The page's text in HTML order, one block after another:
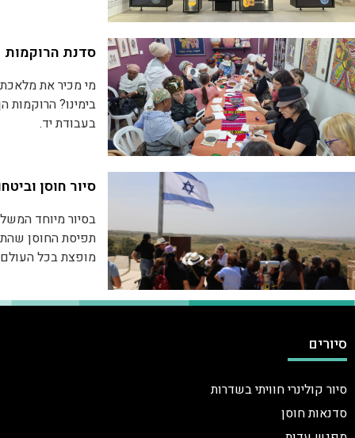
סדנת הרוקמות
מי מכיר את
בימינו? הרוקמות
בעבודת יד.
אחד.
* בהזמנה מראש
סיור חוסן
בסיור מיוחד
תפיסת החוסן
מופצת בכל
והגבורה הניצב
סיורים
סיור קולינרי חוויתי בשדרות
סדנאות חוסן